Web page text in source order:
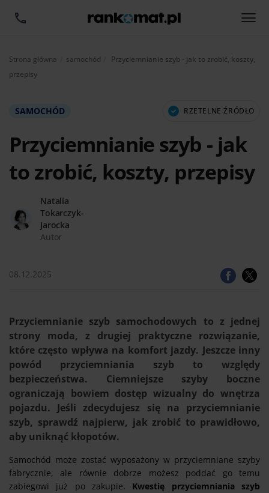
Strona główna samochód Aktualnie:
Przyciemnianie szyb - jak to zrobić, koszty,
przepisy
SAMOCHÓD RZETELNE ŹRÓDŁO
Przyciemnianie szyb - jak
to zrobić, koszty, przepisy
Natalia
Tokarczyk-
Jarocka
Autor
08.12.2025
Przyciemnianie szyb samochodowych to z jednej
strony moda, z drugiej praktyczne rozwiązanie,
które często wpływa na komfort jazdy. Jeszcze inny
powód przyciemniania szyb to względy
bezpieczeństwa. Ciemniejsze szyby boczne
ograniczają bowiem dostęp wizualny do wnętrza
pojazdu. Jeśli zdecydujesz się na przyciemnianie
szyb, sprawdź najpierw, jak zrobić to prawidłowo,
aby uniknąć kłopotów.
Samochód może zostać wyposażony w przyciemniane szyby
fabrycznie, ale równie dobrze możesz poddać go temu
zabiegowi już po zakupie. Kwestię przyciemniania szyb